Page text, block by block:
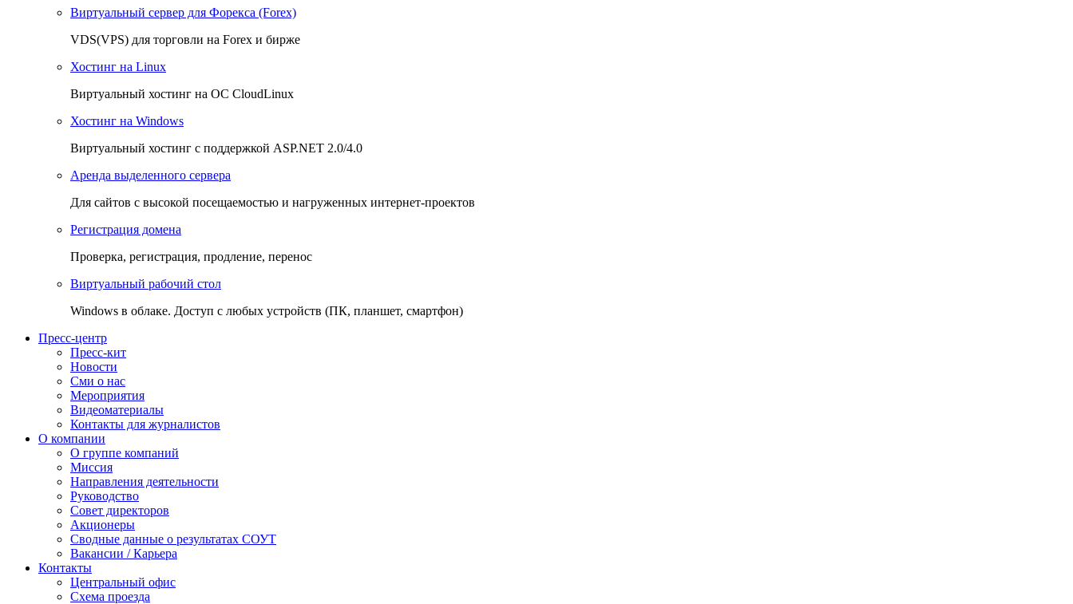
Виртуальный сервер для Форекса (Forex)
VDS(VPS) для торговли на Forex и бирже
Хостинг на Linux
Виртуальный хостинг на OC CloudLinux
Хостинг на Windows
Виртуальный хостинг с поддержкой ASP.NET 2.0/4.0
Аренда выделенного сервера
Для сайтов с высокой посещаемостью и нагруженных интернет-проектов
Регистрация домена
Проверка, регистрация, продление, перенос
Виртуальный рабочий стол
Windows в облаке. Доступ с любых устройств (ПК, планшет, смартфон)
Пресс-центр
Пресс-кит
Новости
Сми о нас
Мероприятия
Видеоматериалы
Контакты для журналистов
О компании
О группе компаний
Миссия
Направления деятельности
Руководство
Совет директоров
Акционеры
Сводные данные о результатах СОУТ
Вакансии / Карьера
Контакты
Центральный офис
Схема проезда